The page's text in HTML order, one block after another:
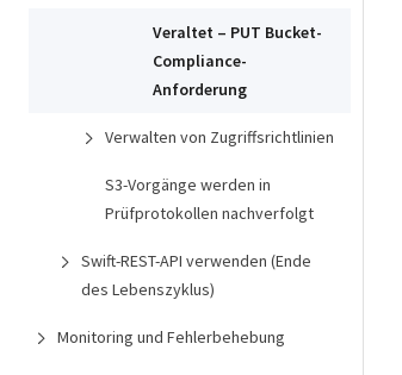
Veraltet – PUT Bucket-
Compliance-
Anforderung
Verwalten von Zugriffsrichtlinien
S3-Vorgänge werden in
Prüfprotokollen nachverfolgt
Swift-REST-API verwenden (Ende
des Lebenszyklus)
Monitoring und Fehlerbehebung